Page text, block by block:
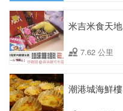
米吉米食天地
7.62 公里
潮港城海鮮樓